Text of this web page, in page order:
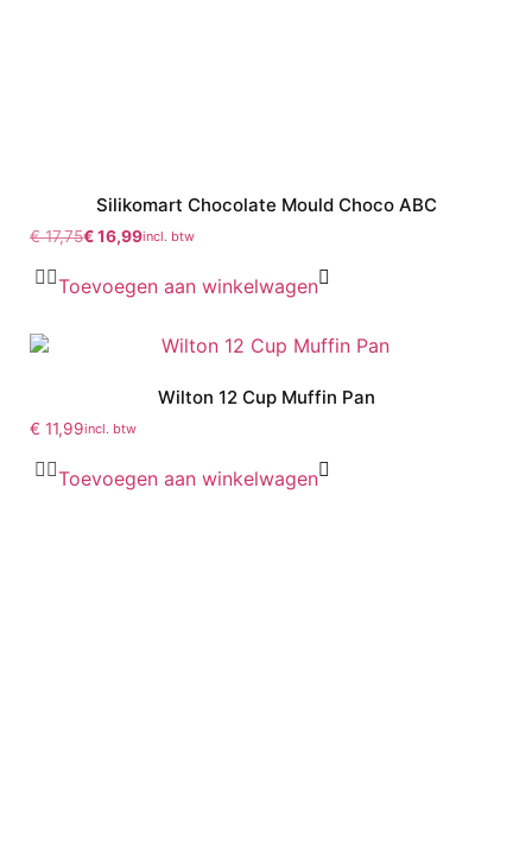
Silikomart Chocolate Mould Choco ABC
€17,75€16,99incl. btw
Toevoegen aan winkelwagen
Wilton 12 Cup Muffin Pan
€ 11,99incl. btw
Toevoegen aan winkelwagen